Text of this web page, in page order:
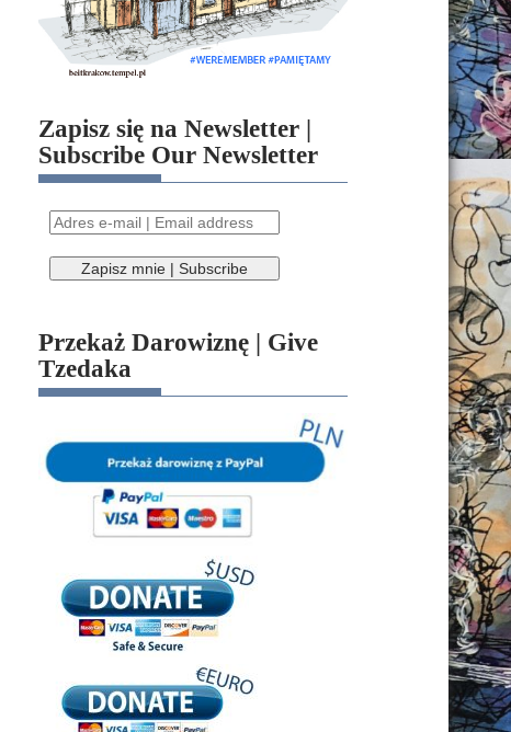
Zapisz się na Newsletter |
Subscribe Our Newsletter
Przekaż Darowiznę | Give
Tzedaka